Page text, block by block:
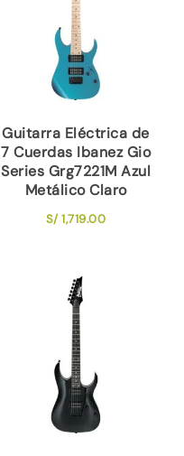
Guitarra Eléctrica de
7 Cuerdas Ibanez Gio
Series Grg7221M Azul
Metálico Claro
S/1,719.00